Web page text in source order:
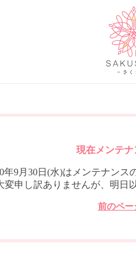
現在メンテナ
年9月30日(水)はメンテナン
変申し訳ありませんが、明日
前のペー